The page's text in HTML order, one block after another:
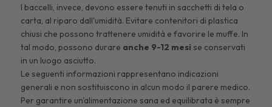
I baccelli, invece, devono essere tenuti in sacchetti di tela o
carta, al riparo dall'umidità. Evitare contenitori di plastica
chiusi che possono trattenere umidità e favorire le muffe. In
tal modo, possono durare anche 9-12 mesi se conservati
in un luogo asciutto.
Le seguenti informazioni rappresentano indicazioni
generali e non sostituiscono in alcun modo il parere medico.
Per garantire un'alimentazione sana ed equilibrata è sempre